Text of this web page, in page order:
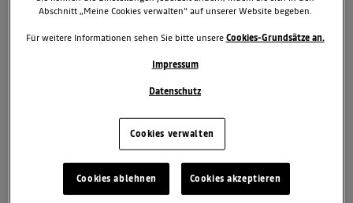
4. November 2013
TAGS & KATEGORIEN
Siebter Grand Prix-Sieg in Folge für Sebastian Vettel und
Renault. Mark Webber rundet den Erfolg für Red Bull Racing und
Renault mit seinem zweiten Platz ab und sichert so den dritten
Doppelsieg für Red Bull Racing in der laufenden Saison. Romain
Grosjean im Lotus-Renault komplettiert mit Rang vier das
Abschnitt „Meine Cookies verwalten“ auf unserer Website begeben.
Für weitere Informationen sehen Sie bitte unsereCookies-Grundsätze an.
Impressum
Datenschutz
Cookies verwalten
Cookies ablehnen Cookies akzeptieren